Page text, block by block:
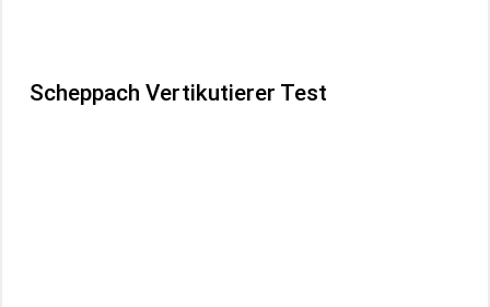
Scheppach Vertikutierer Test